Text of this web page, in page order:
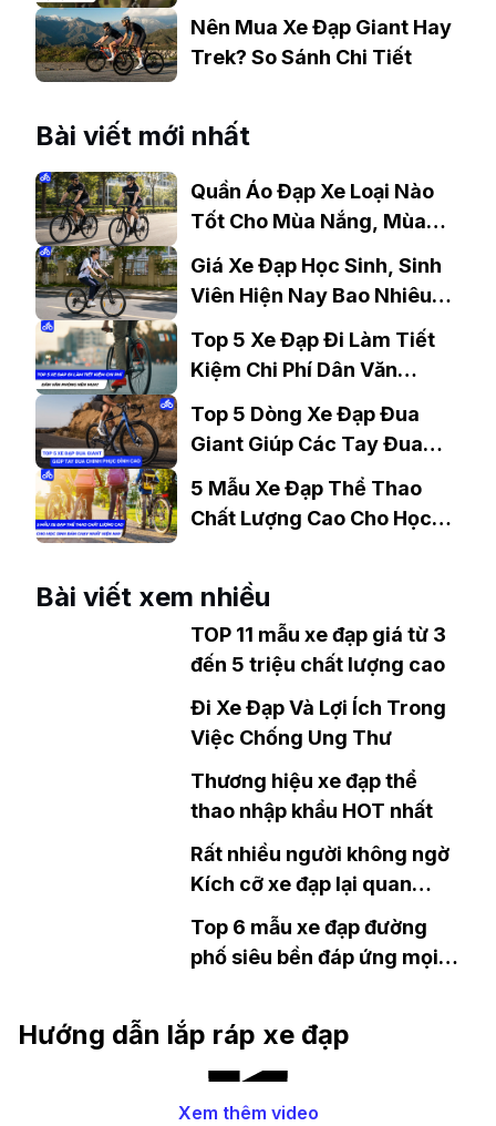
hàng ngày
Nên Mua Xe Đạp Giant Hay
Trek? So Sánh Chi Tiết
Bài viết mới nhất
Quần Áo Đạp Xe Loại Nào
Tốt Cho Mùa Nắng, Mùa
Mưa?
Giá Xe Đạp Học Sinh, Sinh
Viên Hiện Nay Bao Nhiêu?
Gợi Ý Mẫu Đáng Mua
Top 5 Xe Đạp Đi Làm Tiết
Kiệm Chi Phí Dân Văn
Phòng Nên Mua?
Top 5 Dòng Xe Đạp Đua
Giant Giúp Các Tay Đua
Chinh Phục Đỉnh Cao
5 Mẫu Xe Đạp Thể Thao
Chất Lượng Cao Cho Học
Bài viết xem nhiều
TOP 11 mẫu xe đạp giá từ 3
đến 5 triệu chất lượng cao
Đi Xe Đạp Và Lợi Ích Trong
Việc Chống Ung Thư
Thương hiệu xe đạp thể
thao nhập khẩu HOT nhất
Rất nhiều người không ngờ
Kích cỡ xe đạp lại quan
trọng đến như vậy và cách
chọn kích cỡ xe
Top 6 mẫu xe đạp đường
phố siêu bền đáp ứng mọi
Hướng dẫn lắp ráp xe đạp
Xem thêm video